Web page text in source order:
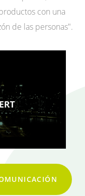
con una
de las personas".